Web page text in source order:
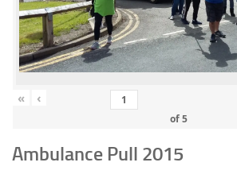
« ‹
of5
Ambulance Pull 2015